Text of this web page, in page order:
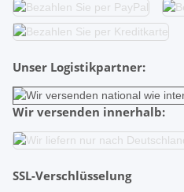
Unser Logistikpartner:
Wir versenden innerhalb:
SSL-Verschlüsselung